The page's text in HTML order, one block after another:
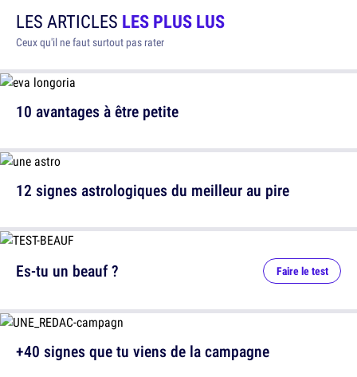
LES ARTICLES LES PLUS LUS
Ceux qu'il ne faut surtout pas rater
10 avantages à être petite
12 signes astrologiques du meilleur au pire
Es-tu un beauf ? Faire le test
+40 signes que tu viens de la campagne